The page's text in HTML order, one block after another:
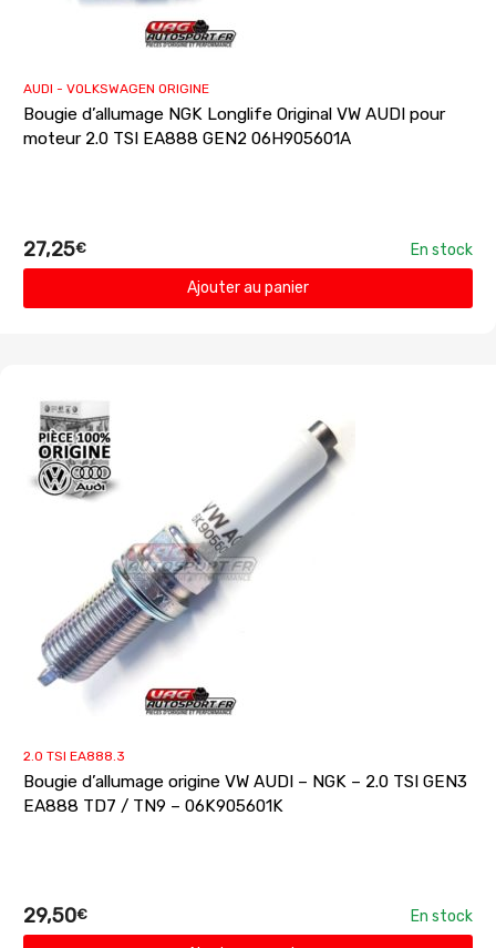
AUDI - VOLKSWAGEN ORIGINE
Bougie d’allumage NGK Longlife Original VW AUDI pour
moteur 2.0 TSI EA888 GEN2 06H905601A
27,25€
En stock
Ajouter au panier
2.0 TSI EA888.3
Bougie d’allumage origine VW AUDI – NGK – 2.0 TSI GEN3
EA888 TD7 / TN9 – 06K905601K
29,50€
En stock